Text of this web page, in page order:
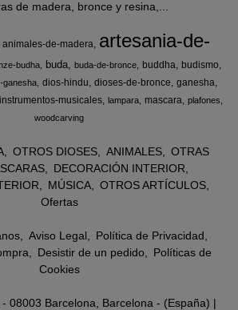
de madera, bronce y resina,...
animales-de-madera
artesania-de-
budha buda buda-de-bronce buddha budismo
ganesha dios-hindu dioses-de-bronce ganesha
instrumentos-musicales lampara mascara
plafones
woodcarving
OTROS DIOSES ANIMALES
OTRAS
DECORACIÓN INTERIOR
MÚSICA
OTROS ARTÍCULOS
Ofertas
Aviso Legal
Política de Privacidad
Desistir de un pedido
Políticas de
Cookies
08003 Barcelona, Barcelona - (España) |